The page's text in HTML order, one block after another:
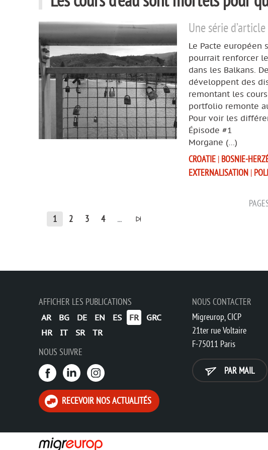
Une série
Le Pacte européen
pourrait renforcer
dans les Balkans.
développent des
remontant les
portfolio remonte
Pour voir les
Épisode #1
Morgane (…)
CROATIE | BOSNIE-
EXTERNALISATION |
1
2 3 4 ...
AFFICHER LES PUBLICATIONS
AR BG DE EN ES FR
GRC
HR
IT SR TR
NOUS CONTACTER
Migreurop, CICP
21ter rue Voltaire
F-75011 Paris
PAR MAIL
NOUS SUIVRE
RECEVOIR NOS ACTUALITÉS